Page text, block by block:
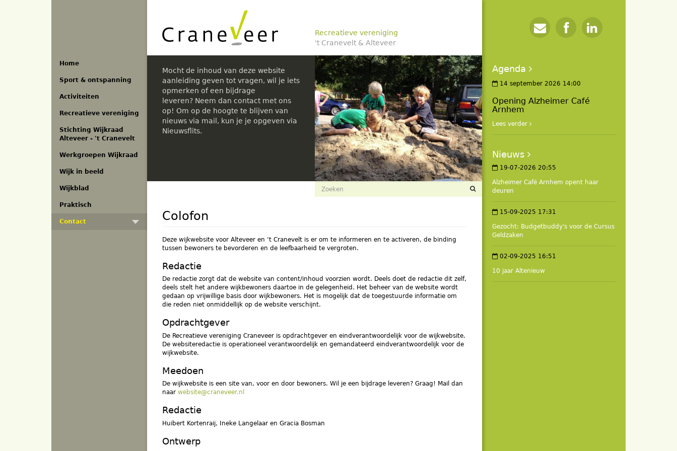
Home
Sport & ontspanning
Activiteiten
Recreatieve vereniging
Stichting Wijkraad
Alteveer - 't Cranevelt
Werkgroepen Wijkraad
Wijk in beeld
Wijkblad
Praktisch
Contact
Recreatieve vereniging
't Cranevelt & Alteveer
Mocht de inhoud van deze website
aanleiding geven tot vragen, wil je iets
opmerken of een bijdrage
leveren? Neem dan contact met ons
op! Om op de hoogte te blijven van
nieuws via mail, kun je je opgeven via
Nieuwsflits.
Zoekveld
Colofon
Deze wijkwebsite voor Alteveer en ‘t Cranevelt is er om te informeren en te activeren, de binding
tussen bewoners te bevorderen en de leefbaarheid te vergroten.
Redactie
De redactie zorgt dat de website van content/inhoud voorzien wordt. Deels doet de redactie dit zelf,
deels stelt het andere wijkbewoners daartoe in de gelegenheid. Het beheer van de website wordt
gedaan op vrijwillige basis door wijkbewoners. Het is mogelijk dat de toegestuurde informatie om
die reden niet onmiddellijk op de website verschijnt.
Opdrachtgever
De Recreatieve vereniging Craneveer is opdrachtgever en eindverantwoordelijk voor de wijkwebsite.
De websiteredactie is operationeel verantwoordelijk en gemandateerd eindverantwoordelijk voor de
wijkwebsite.
Meedoen
De wijkwebsite is een site van, voor en door bewoners. Wil je een bijdrage leveren? Graag! Mail dan
naar website@craneveer.nl
Redactie
Huibert Kortenraij, Ineke Langelaar en Gracia Bosman
Ontwerp
Agenda
14 september 2026 14:00
Opening Alzheimer Café
Arnhem
Lees verder
Nieuws
19-07-2026 20:55
Alzheimer Café Arnhem opent haar
deuren
15-09-2025 17:31
Gezocht: Budgetbuddy's voor de Cursus
Geldzaken
02-09-2025 16:51
10 jaar Altenieuw